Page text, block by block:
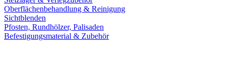
Oberflächenbehandlung & Reinigung
Sichtblenden
Pfosten, Rundhölzer, Palisaden
Befestigungsmaterial & Zubehör